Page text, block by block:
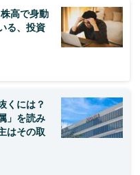
高で身動
る、投資
くには？
」を読み
はその取